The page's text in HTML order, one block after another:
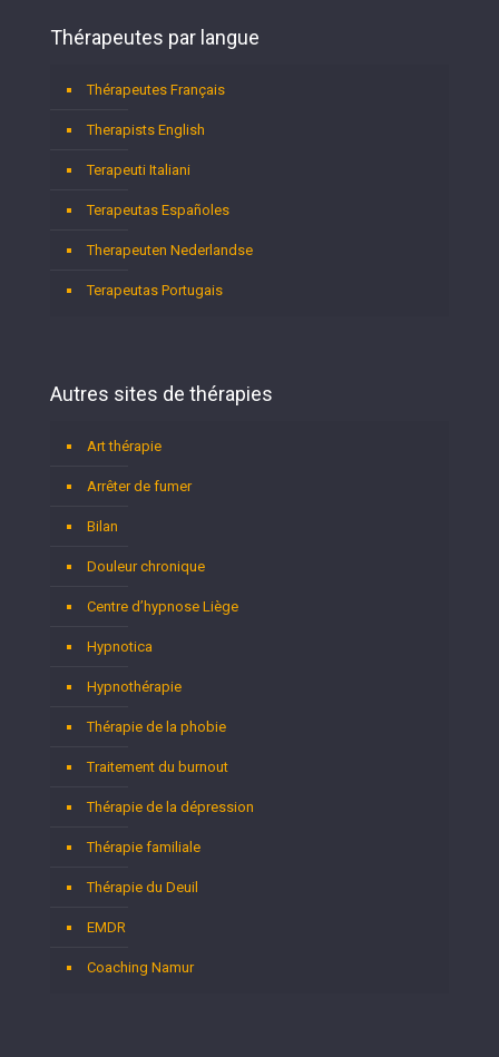
Thérapeutes par langue
Thérapeutes Français
Therapists English
Terapeuti Italiani
Terapeutas Españoles
Therapeuten Nederlandse
Terapeutas Portugais
Autres sites de thérapies
Art thérapie
Arrêter de fumer
Bilan
Douleur chronique
Centre d’hypnose Liège
Hypnotica
Hypnothérapie
Thérapie de la phobie
Traitement du burnout
Thérapie de la dépression
Thérapie familiale
Thérapie du Deuil
EMDR
Coaching Namur